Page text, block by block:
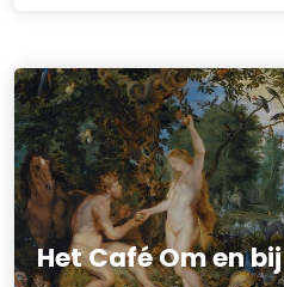
Het Café Om en bij